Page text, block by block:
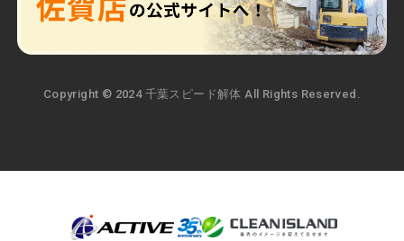
Copyright © 2024 千葉スピード解体 All Rights Reserved.